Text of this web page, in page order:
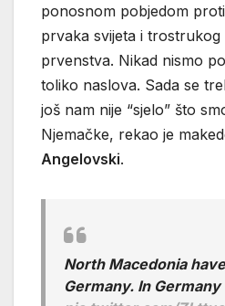
ponosnom pobjedom
prvaka svijeta i
prvenstva. Nikad nismo
toliko naslova. Sada se
još nam nije “sjelo” što
Njemačke, rekao je
Angelovski.
North Macedonia
Germany. In Germany